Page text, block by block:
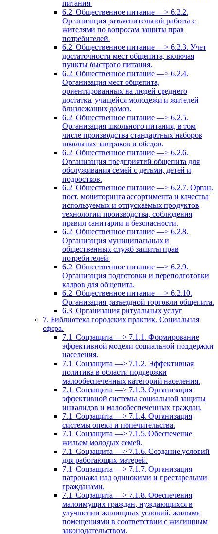
питания.
6.2. Общественное питание —> 6.2.2.
Организация разъяснительной работы с
жителями по вопросам защиты прав
потребителей.
6.2. Общественное питание —> 6.2.3. Учет
достаточности мест общепита, включая
пункты быстрого питания.
6.2. Общественное питание —> 6.2.4.
Организация мест общепита,
ориентированных на людей среднего
достатка, учащейся молодежи и жителей
близлежащих домов.
6.2. Общественное питание —> 6.2.5.
Организация школьного питания, в том
числе производства стандартных наборов
школьных завтраков и обедов.
6.2. Общественное питание —> 6.2.6.
Организация предприятий общепита для
обслуживания семей с детьми, детей и
подростков.
6.2. Общественное питание —> 6.2.7. Орган.
пост. мониторинга ассортимента и качества
используемых и отпускаемых продуктов,
технологии производства, соблюдения
правил санитарии и безопасности.
6.2. Общественное питание —> 6.2.8.
Организация муниципальных и
общественных служб зашиты прав
потребителей.
6.2. Общественное питание —> 6.2.9.
Организация подготовки и переподготовки
кадров для общепита.
6.2. Общественное питание —> 6.2.10.
Организация разъездной торговли общепита.
6.3. Организация ритуальных услуг
7. Библиотека городских практик. Социальная
сфера.
7.1. Соцзащита —> 7.1.1. Формирование
эффективной модели социальной поддержки
населения.
7.1. Соцзащита —> 7.1.2. Эффективная
политика в области поддержки
малообеспеченных категорий населения.
7.1. Соцзащита —> 7.1.3. Организация
эффективной системы социальной защиты
инвалидов и малообеспеченных граждан.
7.1. Соцзащита —> 7.1.4. Организация
системы опеки и попечительства.
7.1. Соцзащита —> 7.1.5. Обеспечение
жильем молодых семей.
7.1. Соцзащита —> 7.1.6. Создание условий
для работающих матерей.
7.1. Соцзащита —> 7.1.7. Организация
патронажа над одинокими и престарелыми
гражданами.
7.1. Соцзащита —> 7.1.8. Обеспечения
малоимущих граждан, нуждающихся в
улучшении жилищных условий, жилыми
помещениями в соответствии с жилищным
законодательством.